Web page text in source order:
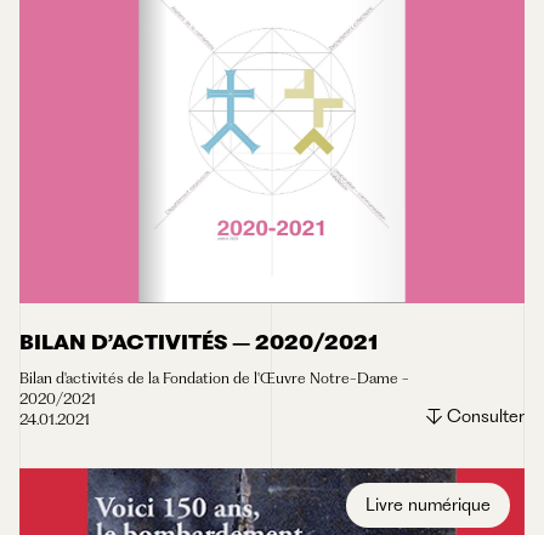
BILAN D’ACTIVITÉS – 2020/2021
Bilan d'activités de la Fondation de l'Œuvre Notre-Dame -
2020/2021
24.01.2021
Consulter
Livre numérique